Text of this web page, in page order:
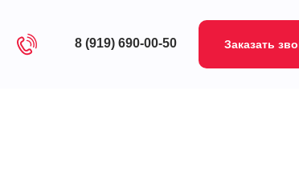
Заказать
8 (919) 690-00-50